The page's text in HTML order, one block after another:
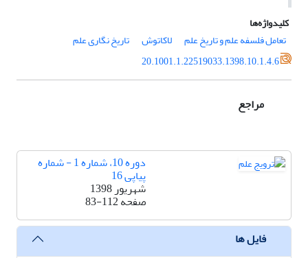
کلیدواژه‌ها
تعامل فلسفه علم و تاریخ علم
لاکاتوش
تاریخ نگاری علم
20.1001.1.22519033.1398.10.1.4.6
مراجع
دوره 10، شماره 1 - شماره
پیاپی 16
شهریور 1398
صفحه83-112
فایل ها